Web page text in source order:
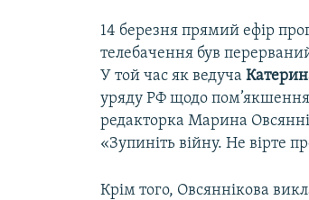
14 березня прямий ефір
телебачення був
У той час як ведуча
уряду РФ щодо пом’якшення
редакторка Марина
«Зупиніть війну. Не вірте
Крім того, Овсяннікова